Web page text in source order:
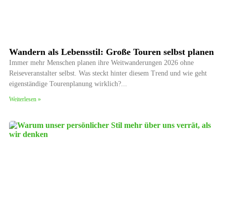
Wandern als Lebensstil: Große Touren selbst planen
Immer mehr Menschen planen ihre Weitwanderungen 2026 ohne
Reiseveranstalter selbst. Was steckt hinter diesem Trend und wie geht
eigenständige Tourenplanung wirklich?
Weiterlesen »